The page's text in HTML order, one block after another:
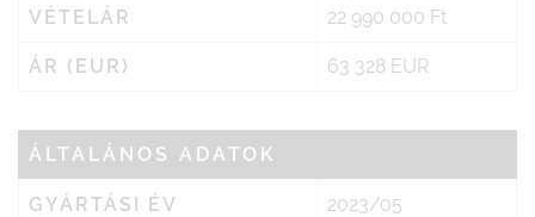
VÉTELÁR 22 990 000 Ft
ÁR (EUR) 63 328 EUR
ÁLTALÁNOS ADATOK
GYÁRTÁSI ÉV 2023/05